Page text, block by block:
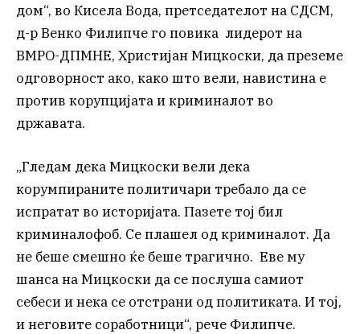
дом“, во Кисела Вода, претседателот на СДСМ,
д-р Венко Филипче го повика лидерот на
ВМРО-ДПМНЕ, Христијан Мицкоски, да преземе
одговорност ако, како што вели, навистина е
против корупцијата и криминалот во
државата.
„Гледам дека Мицкоски вели дека
корумпираните политичари требало да се
испратат во историјата. Пазете тој бил
криминалофоб. Се плашел од криминалот. Да
не беше смешно ќе беше трагично. Еве му
шанса на Мицкоски да се послуша самиот
себеси и нека се отстрани од политиката. И тој,
и неговите соработници“, рече Филипче.